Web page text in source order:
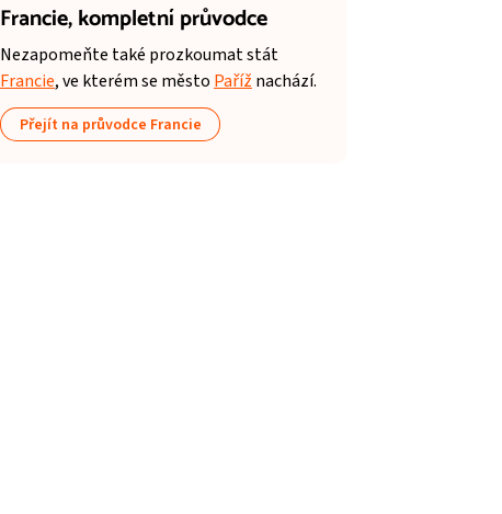
Francie,kompletní průvodce
Nezapomeňte také prozkoumat stát
Francie, ve kterém se město Paříž nachází.
Přejít na průvodce Francie